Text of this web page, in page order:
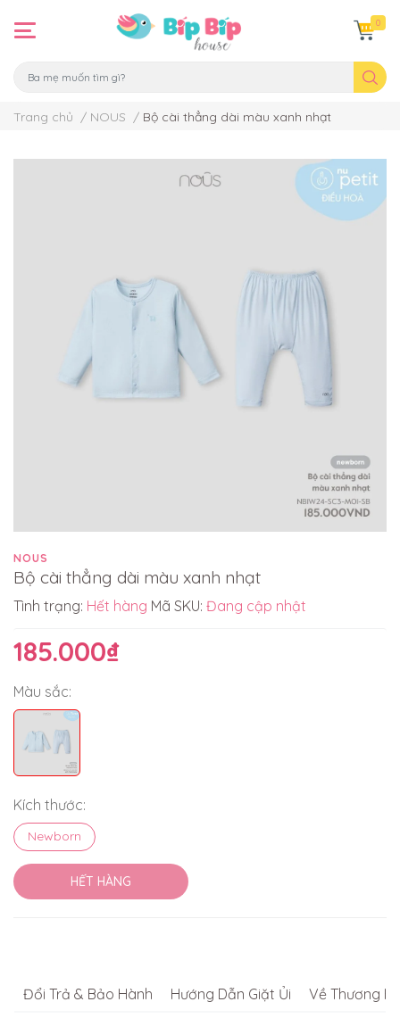
0
Trang chủ / NOUS / Bộ cài thẳng dài màu xanh nhạt
NOUS
Bộ cài thẳng dài màu xanh nhạt
Tình trạng: Hết hàng Mã SKU: Đang cập nhật
185.000₫
Màu sắc:
Kích thước:
Newborn
HẾT HÀNG
Đổi Trả & Bảo Hành Hướng Dẫn Giặt Ủi Về Thương